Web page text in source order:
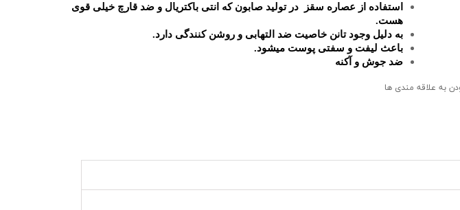
استفاده از عصاره سقز در تولید صابون که انتی باکتریال و ضد قارچ خیلی قوی
هست.
به دلیل وجود تانن خاصیت ضد التهابی و روشن کنندگی دارد.
باعث لیفت و سفتی پوست میشود.
ضد جوش و آکنه
به علاقه مندی ها